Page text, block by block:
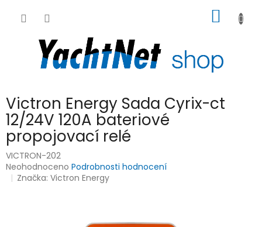
KOŠÍK
Victron Energy Sada Cyrix-ct
12/24V 120A bateriové
propojovací relé
VICTRON-202
Průměrné
hodnocení
Neohodnoceno Podrobnosti hodnocení
Značka:Victron Energy